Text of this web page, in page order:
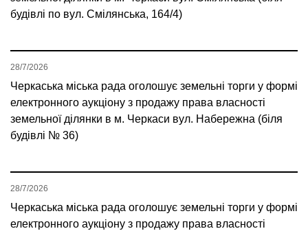
будівлі по вул. Смілянська, 164/4)
Черкаська міська рада оголошує земельні торги у формі
електронного аукціону з продажу права власності
земельної ділянки в м. Черкаси вул. Набережна (біля
будівлі № 36)
28/7/2026
Черкаська міська рада оголошує земельні торги у формі
електронного аукціону з продажу права власності
28/7/2026